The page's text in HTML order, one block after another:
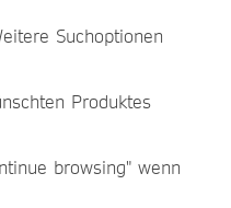
Suchoptionen
Produktes
browsing" wenn